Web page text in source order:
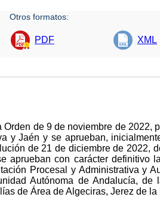
Otros formatos:
PDF XML
Orden de 9 de noviembre de 2022,
y Jaén y se aprueban,
de 21 de diciembre de 2022,
aprueban con carácter definitivo
Procesal y Administrativa y
Autónoma de Andalucía,
de Área de Algeciras, Jerez de